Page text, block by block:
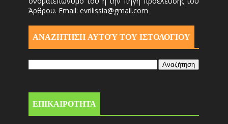
Άρθρου. Email: evrilissia@gmail.com
ΑΝΑΖΗΤΗΣΗ ΑΥΤΟΎ ΤΟΥ ΙΣΤΟΛΟΓΙΟΥ
ΕΠΙΚΑΙΡΟΤΗΤΑ